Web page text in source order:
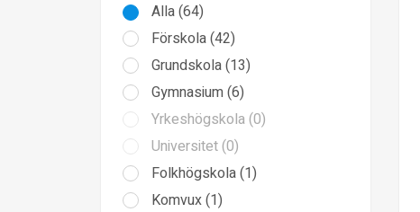
Alla (64)
Förskola (42)
Grundskola (13)
Gymnasium (6)
Yrkeshögskola (0)
Universitet (0)
Folkhögskola (1)
Komvux (1)